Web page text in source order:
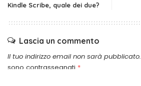
Kindle Scribe, quale dei due?
Lascia un commento
Il tuo indirizzo email non sarà pubblicato.
sono contrassegnati *